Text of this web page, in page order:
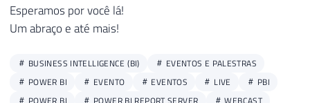
Esperamos por você lá!
Um abraço e até mais!
BUSINESS INTELLIGENCE (BI)
EVENTOS E PALESTRAS
POWER BI
EVENTO EVENTOS LIVE
PBI